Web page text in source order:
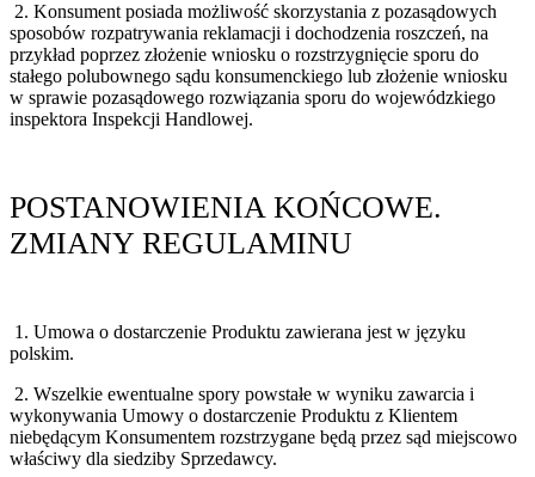
2. Konsument posiada możliwość skorzystania z pozasądowych
sposobów rozpatrywania reklamacji i dochodzenia roszczeń, na
przykład poprzez złożenie wniosku o rozstrzygnięcie sporu do
stałego polubownego sądu konsumenckiego lub złożenie wniosku
w sprawie pozasądowego rozwiązania sporu do wojewódzkiego
inspektora Inspekcji Handlowej.
POSTANOWIENIA KOŃCOWE.
ZMIANY REGULAMINU
1. Umowa o dostarczenie Produktu zawierana jest w języku
polskim.
2. Wszelkie ewentualne spory powstałe w wyniku zawarcia i
wykonywania Umowy o dostarczenie Produktu z Klientem
niebędącym Konsumentem rozstrzygane będą przez sąd miejscowo
właściwy dla siedziby Sprzedawcy.